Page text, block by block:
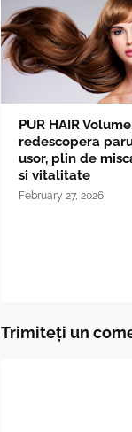
PUR HAIR
redescopera
usor, plin de
si vitalitate
February 27, 2026
Trimiteți un